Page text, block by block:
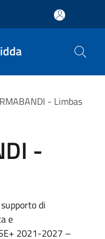
- Limbas
-
di
e
2021-2027 –